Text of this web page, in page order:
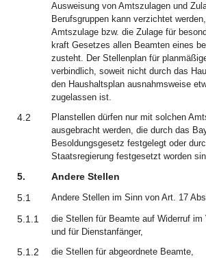
Ausweisung von Amtszulagen und
Berufsgruppen kann verzichtet
Amtszulage bzw. die Zulage für
kraft Gesetzes allen Beamten eines
zusteht. Der Stellenplan für
verbindlich, soweit nicht durch das
den Haushaltsplan ausnahmsweise
zugelassen ist.
4.2
Planstellen dürfen nur mit solchen
ausgebracht werden, die durch das
Besoldungsgesetz festgelegt oder
Staatsregierung festgesetzt worden
5.
Andere Stellen
5.1
Andere Stellen im Sinn von Art. 17
5.1.1
die Stellen für Beamte auf Widerruf im
und für Dienstanfänger,
5.1.2 die Stellen für abgeordnete Beamte,